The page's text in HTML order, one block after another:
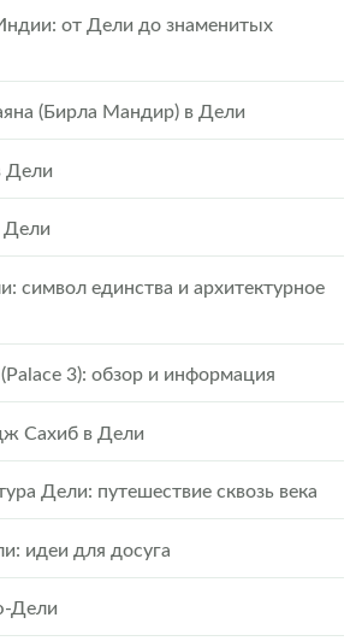
от Дели до знаменитых
(Бирла Мандир) в Дели
Дели
Дели
символ единства и архитектурное
3): обзор и информация
Сахиб в Дели
Дели: путешествие сквозь века
идеи для досуга
Дели